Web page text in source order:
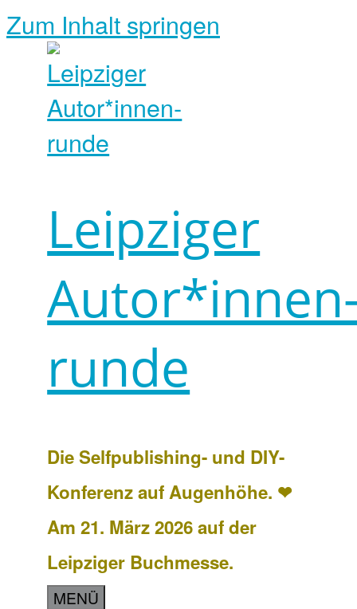
Zum Inhalt springen
Leipziger
runde
Die Selfpublishing- und DIY-
Konferenz auf Augenhöhe. ❤
Am 21. März 2026 auf der
Leipziger Buchmesse.
MENÜ